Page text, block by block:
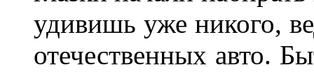
удивишь уже никого,
отечественных авто.